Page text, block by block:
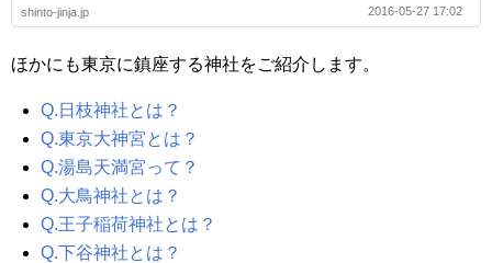
shinto-jinja.jp
2016-05-27 17:02
ほかにも東京に鎮座する神社をご紹介します。
Q.日枝神社とは？
Q.東京大神宮とは？
Q.湯島天満宮って？
Q.大鳥神社とは？
Q.王子稲荷神社とは？
Q.下谷神社とは？